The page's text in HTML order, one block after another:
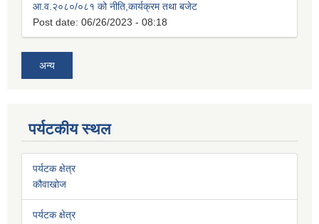
आ.व.२०८०/०८१ को नीति,कार्यक्रम तथा बजेट
Post date: 06/26/2023 - 08:18
अन्य
पर्यटकीय स्थल
पर्यटक क्षेत्र
कौवाखोज
पर्यटक क्षेत्र